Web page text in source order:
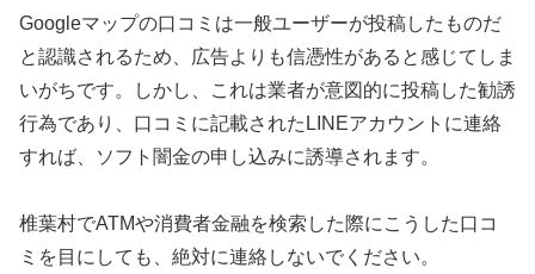
Googleマップの口コミは一般ユーザーが投稿したものだ
と認識されるため、広告よりも信憑性があると感じてしま
いがちです。しかし、これは業者が意図的に投稿した勧誘
行為であり、口コミに記載されたLINEアカウントに連絡
すれば、ソフト闇金の申し込みに誘導されます。
椎葉村でATMや消費者金融を検索した際にこうした口コ
ミを目にしても、絶対に連絡しないでください。